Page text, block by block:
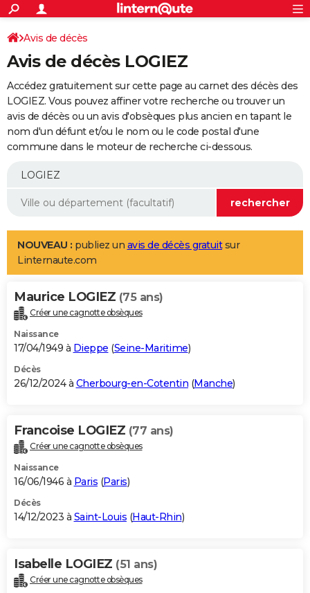
ACTUALITÉS
Politique
Société
Faits Divers
Education
Monde
Villes
+
SPORT
Coupe du monde 2026
Football
Tennis
Cyclisme
Rugby
Forum
Programme TV
TNTStreaming
Cinéma
Sorties cinéma
Musique
+
FINANCE
Retraite
Epargne
Immobilier
Risques naturels par ville
Banque
Assurance
AUTO
Essais
Réserver un essai
Citadines
Berlines
SUV
Forum auto
+
Mobiles
Meilleur smartphone
Internet
Ordinateurs
Jeux vidéo
Guide high-tech
Aménagement intérieur
LIFESTYLE
Art de vivre
Bien-être
Loisirs
Mode
Modes de vie
Alimentation
Guide de la santé
Maladies
Médicaments
Sommeil
VOYAGE
Destinations
City break
Voyage nature
Voyage de noces
Forum
Climat
+PHOTO
GUIDES D'ACHAT
BONS PLANS
Carte de Noël
Carte Bonne année
Carte Saint-Valentin
Carte Pâques
Carte d'anniversaire
DICTIONNAIRE
Dictionnaire
Biographies
Citations
Expressions
Proverbes
PROGRAMME TV
S'inscrire
Se connecter
Lycées
Collèges
Primaires
Universités
Entreprises
Service militaire
Avis de recherche
AVIS DE DÉCÈS
Bricolage
Lifestyle
Culture
Sport
Auto
Television
Voyage
Cinema
Avis de décès
Avis de décès LOGIEZ
Accédez gratuitement sur cette page au carnet des décès des
LOGIEZ. Vous pouvez affiner votre recherche ou trouver un
avis de décès ou un avis d'obsèques plus ancien en tapant le
nom d'un défunt et/ou le nom ou le code postal d'une
commune dans le moteur de recherche ci-dessous.
NOUVEAU : publiez un avis de décès gratuitsur
Linternaute.com
Maurice LOGIEZ (75 ans)
Créer une cagnotte obsèques
Naissance
17/04/1949 à Dieppe (Seine-Maritime)
Décès
26/12/2024 à Cherbourg-en-Cotentin (Manche)
Francoise LOGIEZ (77 ans)
Créer une cagnotte obsèques
Naissance
16/06/1946 à Paris (Paris)
Décès
14/12/2023 à Saint-Louis (Haut-Rhin)
Isabelle LOGIEZ (51 ans)
Créer une cagnotte obsèques